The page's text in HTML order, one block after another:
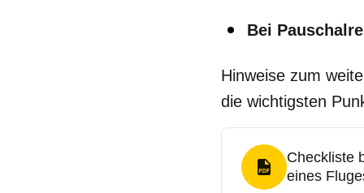
Bei
Hinweise zum
die wichtigsten
PDF Format
Checkliste
eines